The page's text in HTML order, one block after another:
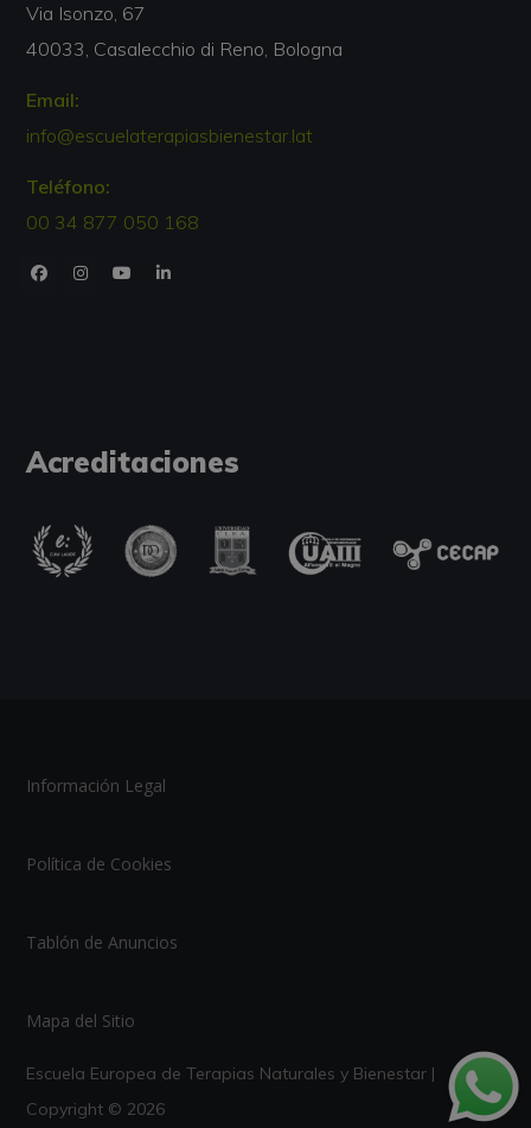
Via Isonzo, 67
40033, Casalecchio di Reno, Bologna
Email:
info@escuelaterapiasbienestar.lat
Teléfono:
00 34 877 050 168
Acreditaciones
Información Legal
Política de Cookies
Tablón de Anuncios
Mapa del Sitio
Escuela Europea de Terapias Naturales y Bienestar |
Copyright © 2026